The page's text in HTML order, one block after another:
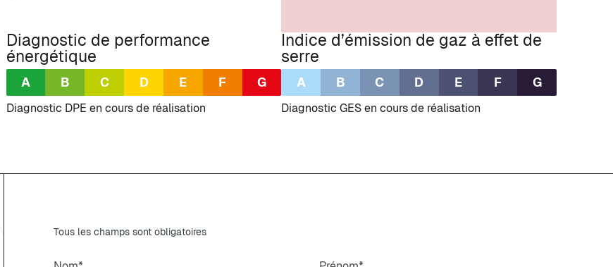
Diagnostic de performance
énergétique
A B C D E F G
Diagnostic DPE en cours de réalisation
Indice d’émission de gaz à effet de
serre
A B C D E F G
Diagnostic GES en cours de réalisation
Tous les champs sont obligatoires